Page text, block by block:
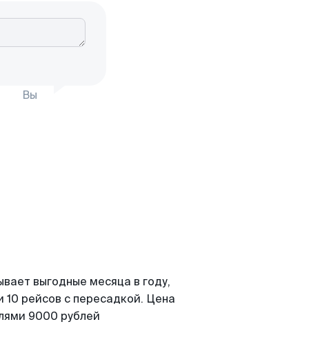
Вы
выгодные месяца в году,
рейсов с пересадкой. Цена
9000 рублей